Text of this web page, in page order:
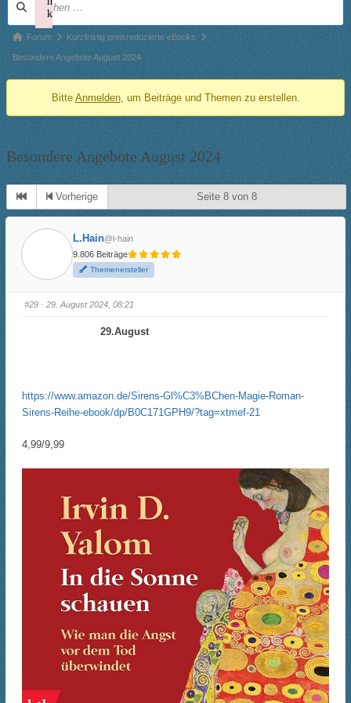
Navigation
Forum-
Breadcrumbs
bist
hier:
Forum Kurzfristig preisreduzierte eBooks
Besondere Angebote August 2024
Bitte Anmelden, um Beiträge und Themen zu erstellen.
Besondere Angebote August 2024
Vorherige Seite 8 von 8
L.Hain@l-hain
9.806 Beiträge
Themenersteller
#29 · 29. August 2024, 08:21
29.August
https://www.amazon.de/Sirens-Gl%C3%BChen-Magie-Roman-
Sirens-Reihe-ebook/dp/B0C171GPH9/?tag=xtmef-21
4,99/9,99
k
Failed to initialize plugin: wplink